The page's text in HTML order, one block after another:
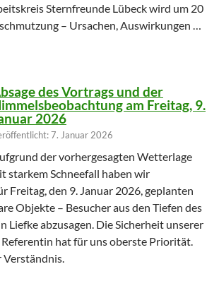
Sternfreunde Lübeck wird um 20
– Ursachen, Auswirkungen …
06.03.2026
des Vortrags und der
am Freitag, 9.
2026
7. Januar 2026
der vorhergesagten Wetterlage
starkem Schneefall haben wir
Freitag, den 9. Januar 2026, geplanten
Objekte – Besucher aus den Tiefen des
Liefke abzusagen. Die Sicherheit unserer
hat für uns oberste Priorität.